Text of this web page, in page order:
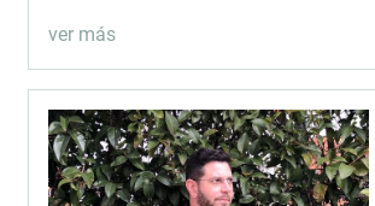
ver más